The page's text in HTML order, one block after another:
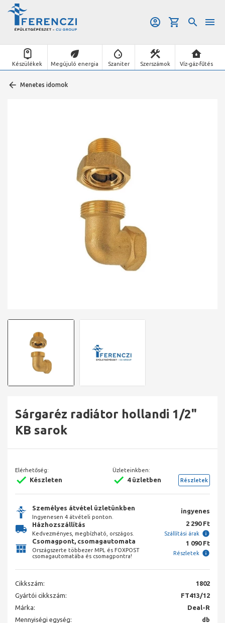
Készülékek Megújuló energia Szaniter Szerszámok Víz-gáz-fűtés
Menetes idomok
Sárgaréz radiátor hollandi 1/2"
KB sarok
Elérhetőség:
Készleten
Üzleteinkben:
4 üzletben Részletek
Személyes átvétel üzletünkben
Ingyenesen 4 átvételi ponton.
ingyenes
Házhozszállítás
Kedvezményes, megbízható, országos.
2 290 Ft
Szállítási árak
Csomagpont, csomagautomata
Országszerte többezer MPL és FOXPOST
csomagautomatába és csomagpontra!
1 090 Ft
Részletek
Cikkszám:
1802
Gyártói cikkszám:
FT413/12
Márka:
Deal-R
Mennyiségi egység:
db